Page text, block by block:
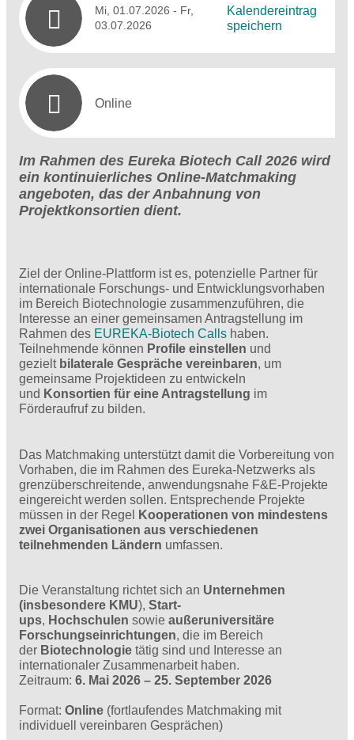
Mi, 01.07.2026 - Fr,
03.07.2026
Kalendereintrag
speichern
Online
Im Rahmen des Eureka Biotech Call 2026 wird
ein kontinuierliches Online‑Matchmaking
angeboten, das der Anbahnung von
Projektkonsortien dient.
Ziel der Online-Plattform ist es, potenzielle Partner für
internationale Forschungs- und Entwicklungsvorhaben
im Bereich Biotechnologie zusammenzuführen, die
Interesse an einer gemeinsamen Antragstellung im
Rahmen des EUREKA-Biotech Calls haben.
Teilnehmende können Profile einstellen und
gezielt bilaterale Gespräche vereinbaren, um
gemeinsame Projektideen zu entwickeln
und Konsortien für eine Antragstellung im
Förderaufruf zu bilden.
Das Matchmaking unterstützt damit die Vorbereitung von
Vorhaben, die im Rahmen des Eureka-Netzwerks als
grenzüberschreitende, anwendungsnahe F&E‑Projekte
eingereicht werden sollen. Entsprechende Projekte
müssen in der Regel
Kooperationen von mindestens
zwei Organisationen aus verschiedenen
teilnehmenden Ländern umfassen.
Die Veranstaltung richtet sich an Unternehmen
(insbesondere KMU), Start-
ups, Hochschulen sowie außeruniversitäre
Forschungseinrichtungen, die im Bereich
der Biotechnologie tätig sind und Interesse an
internationaler Zusammenarbeit haben.
Zeitraum: 6. Mai 2026 – 25. September 2026
Format: Online (fortlaufendes Matchmaking mit
individuell vereinbaren Gesprächen)